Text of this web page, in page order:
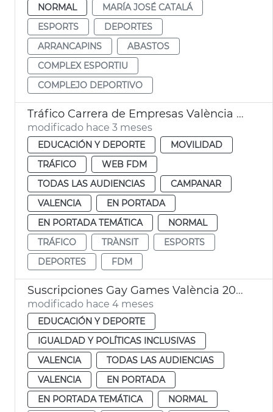
NORMAL
MARÍA JOSÉ CATALÁ
ESPORTS
DEPORTES
ARRANCAPINS
ABASTOS
COMPLEX ESPORTIU
COMPLEJO DEPORTIVO
Tráfico Carrera de Empresas València 2026
modificado hace 3 meses
EDUCACIÓN Y DEPORTE
MOVILIDAD
TRÁFICO
WEB FDM
TODAS LAS AUDIENCIAS
CAMPANAR
VALENCIA
EN PORTADA
EN PORTADA TEMÁTICA
NORMAL
TRÁFICO
TRÀNSIT
ESPORTS
DEPORTES
FDM
Suscripciones Gay Games València 2026
modificado hace 4 meses
EDUCACIÓN Y DEPORTE
IGUALDAD Y POLÍTICAS INCLUSIVAS
VALENCIA
TODAS LAS AUDIENCIAS
VALENCIA
EN PORTADA
EN PORTADA TEMÁTICA
NORMAL